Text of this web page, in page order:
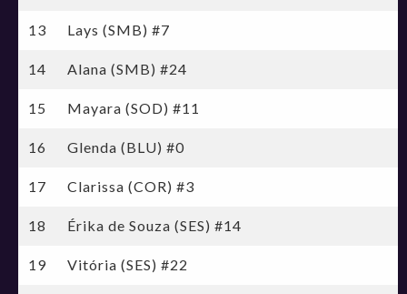
13 Lays (SMB) #7
14 Alana (SMB) #24
15 Mayara (SOD) #11
16 Glenda (BLU) #0
17 Clarissa (COR) #3
18 Érika de Souza (SES) #14
19 Vitória (SES) #22